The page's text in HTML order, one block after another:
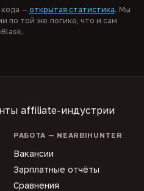
— открытая статистика. Мы
по той же логике, что и сам
affiliate-индустрии
РАБОТА — NEARBIHUNTER
Вакансии
Зарплатные отчёты
Сравнения